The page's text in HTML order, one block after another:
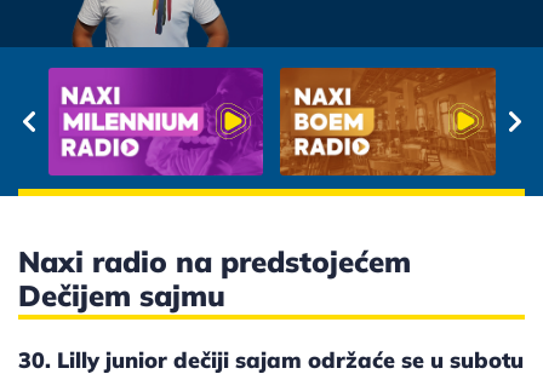
Naxi radio na predstojećem
Dečijem sajmu
30. Lilly junior dečiji sajam održaće se u subotu